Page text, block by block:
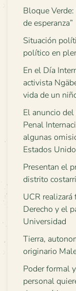
Bloque
de esperanza”
Situación
político en
En el Día
activista
vida de un
El anuncio
Penal
algunas
Estados
Presentan el
distrito
UCR
Derecho y el
Universidad
Tierra,
originario
Poder formal
personal